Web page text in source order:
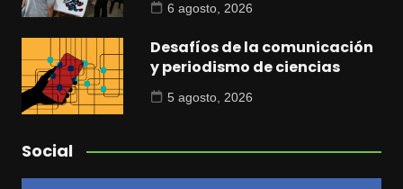
6 agosto, 2026
Desafíos de la comunicación
y periodismo de ciencias
5 agosto, 2026
Social